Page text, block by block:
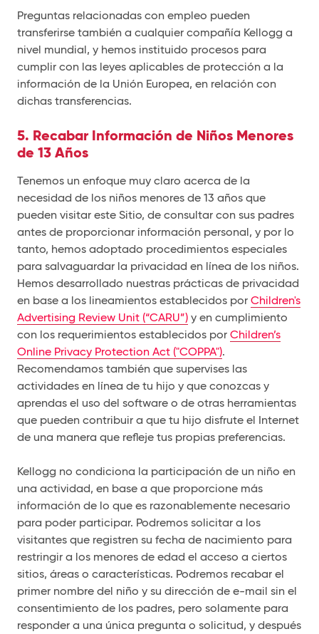
Preguntas relacionadas con empleo pueden
transferirse también a cualquier compañía Kellogg a
nivel mundial, y hemos instituido procesos para
cumplir con las leyes aplicables de protección a la
información de la Unión Europea, en relación con
dichas transferencias.
5. Recabar Información de Niños Menores
de 13 Años
Tenemos un enfoque muy claro acerca de la
necesidad de los niños menores de 13 años que
pueden visitar este Sitio, de consultar con sus padres
antes de proporcionar información personal, y por lo
tanto, hemos adoptado procedimientos especiales
para salvaguardar la privacidad en línea de los niños.
Hemos desarrollado nuestras prácticas de privacidad
en base a los lineamientos establecidos por Children's
Advertising Review Unit (“CARU”) y en cumplimiento
con los requerimientos establecidos por Children’s
Online Privacy Protection Act ("COPPA").
Recomendamos también que supervises las
actividades en línea de tu hijo y que conozcas y
aprendas el uso del software o de otras herramientas
que pueden contribuir a que tu hijo disfrute el Internet
de una manera que refleje tus propias preferencias.
Kellogg no condiciona la participación de un niño en
una actividad, en base a que proporcione más
información de lo que es razonablemente necesario
para poder participar. Podremos solicitar a los
visitantes que registren su fecha de nacimiento para
restringir a los menores de edad el acceso a ciertos
sitios, áreas o características. Podremos recabar el
primer nombre del niño y su dirección de e-mail sin el
consentimiento de los padres, pero solamente para
responder a una única pregunta o solicitud, y después